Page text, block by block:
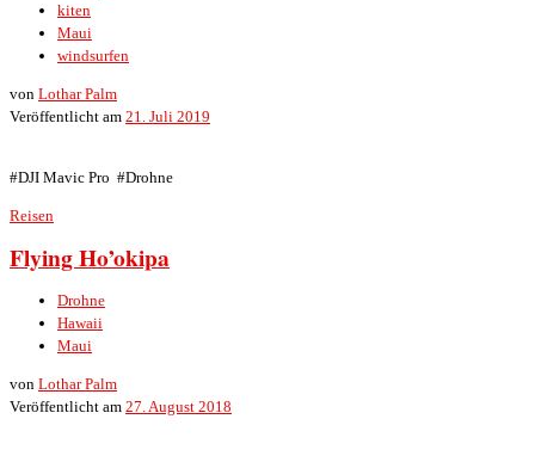
kiten
Maui
windsurfen
von Lothar Palm
Veröffentlicht am 21. Juli 2019
#DJI Mavic Pro #Drohne
Reisen
Flying Ho’okipa
Drohne
Hawaii
Maui
von Lothar Palm
Veröffentlicht am 27. August 2018